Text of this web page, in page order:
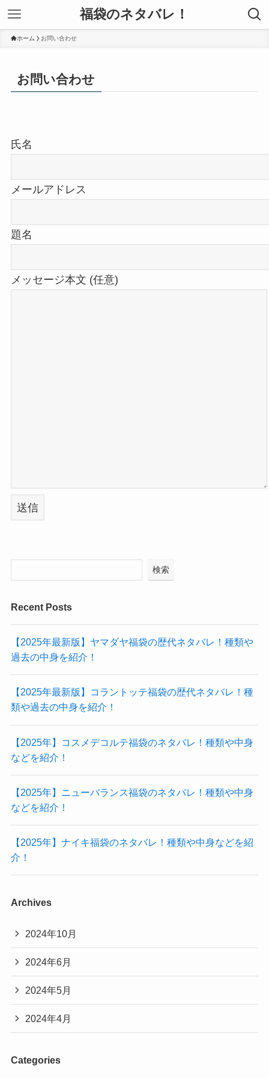
福袋のネタバレ！
ホーム お問い合わせ
お問い合わせ
氏名
メールアドレス
題名
メッセージ本文 (任意)
検索
Recent Posts
【2025年最新版】ヤマダヤ福袋の歴代ネタバレ！種類や
過去の中身を紹介！
【2025年最新版】コラントッテ福袋の歴代ネタバレ！種
類や過去の中身を紹介！
【2025年】コスメデコルテ福袋のネタバレ！種類や中身
などを紹介！
【2025年】ニューバランス福袋のネタバレ！種類や中身
などを紹介！
【2025年】ナイキ福袋のネタバレ！種類や中身などを紹
介！
Archives
2024年10月
2024年6月
2024年5月
2024年4月
Categories